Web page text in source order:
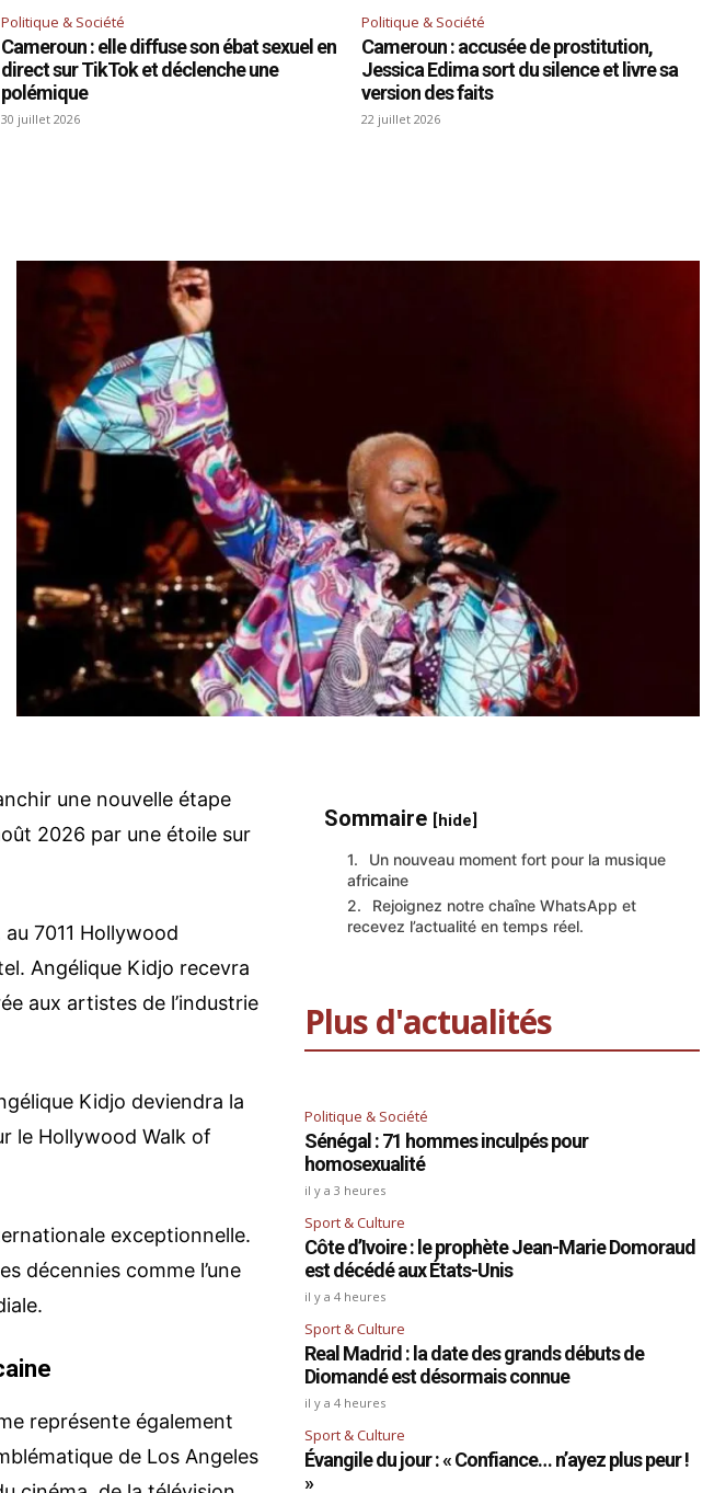
Politique & Société
Cameroun : elle diffuse son ébat sexuel en
direct sur TikTok et déclenche une
polémique
30 juillet 2026
Politique & Société
Cameroun : accusée de prostitution,
Jessica Edima sort du silence et livre sa
version des faits
22 juillet 2026